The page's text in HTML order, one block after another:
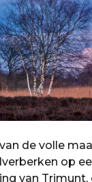
de volle
op
van Trimunt,